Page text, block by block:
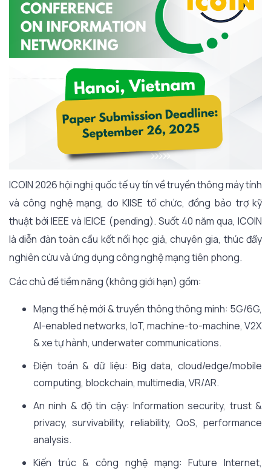
ICOIN 2026 hội nghị quốc tế uy tín về truyền thông máy tính
và công nghệ mạng, do KIISE tổ chức, đồng bảo trợ kỹ
thuật bởi IEEE và IEICE (pending). Suốt 40 năm qua, ICOIN
là diễn đàn toàn cầu kết nối học giả, chuyên gia, thúc đẩy
nghiên cứu và ứng dụng công nghệ mạng tiên phong.
Các chủ đề tiềm năng (không giới hạn) gồm:
Mạng thế hệ mới & truyền thông thông minh: 5G/6G,
AI-enabled networks, IoT, machine-to-machine, V2X
& xe tự hành, underwater communications.
Điện toán & dữ liệu: Big data, cloud/edge/mobile
computing, blockchain, multimedia, VR/AR.
An ninh & độ tin cậy: Information security, trust &
privacy, survivability, reliability, QoS, performance
analysis.
Kiến trúc & công nghệ mạng: Future Internet,